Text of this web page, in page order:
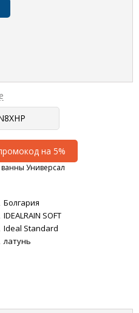
на 5%
Универсал
Болгария
IDEALRAIN SOFT
Ideal Standard
латунь